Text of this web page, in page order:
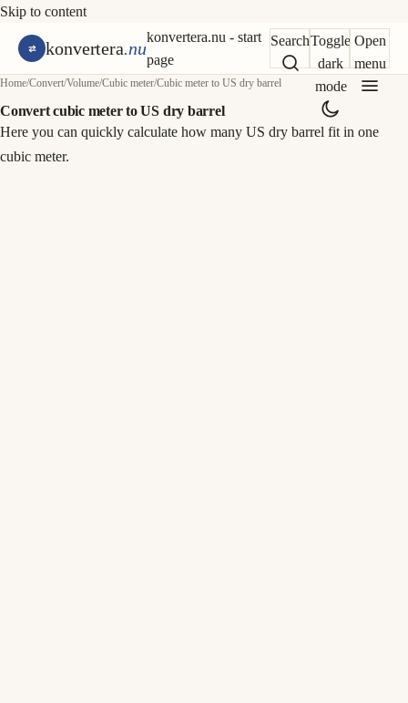
Skip to content
konvertera.nu
konvertera.nu - start
page
SearchToggle
dark
mode
Open
menu
Home/Convert/Volume/Cubic meter/Cubic meter to US dry barrel
Convert cubic meter to US dry barrel
Here you can quickly calculate how many US dry barrel fit in one
cubic meter.